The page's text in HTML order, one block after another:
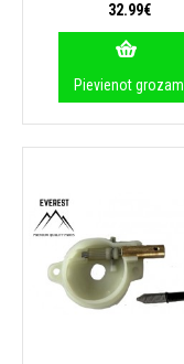
32.99€
Pievienot grozam